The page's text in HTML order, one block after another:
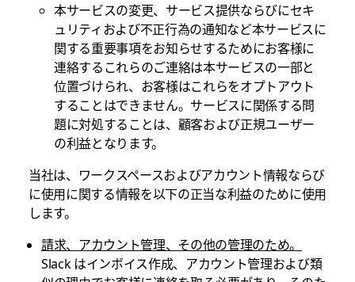
本サービスの変更、サービス提供ならびにセキ
ュリティおよび不正行為の通知など本サービスに
関する重要事項をお知らせするためにお客様に
連絡するこれらのご連絡は本サービスの一部と
位置づけられ、お客様はこれらをオプトアウト
することはできません。サービスに関係する問
題に対処することは、顧客および正規ユーザー
の利益となります。
当社は、ワークスペースおよびアカウント情報ならび
に使用に関する情報を以下の正当な利益のために使用
します。
請求、アカウント管理、その他の管理のため。
Slack はインボイス作成、アカウント管理および類